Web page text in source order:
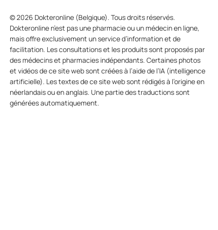
© 2026 Dokteronline (Belgique). Tous droits réservés.
Dokteronline n’est pas une pharmacie ou un médecin en ligne,
mais offre exclusivement un service d’information et de
facilitation. Les consultations et les produits sont proposés par
des médecins et pharmacies indépendants. Certaines photos
et vidéos de ce site web sont créées à l’aide de l’IA (intelligence
artificielle). Les textes de ce site web sont rédigés à l’origine en
néerlandais ou en anglais. Une partie des traductions sont
générées automatiquement.